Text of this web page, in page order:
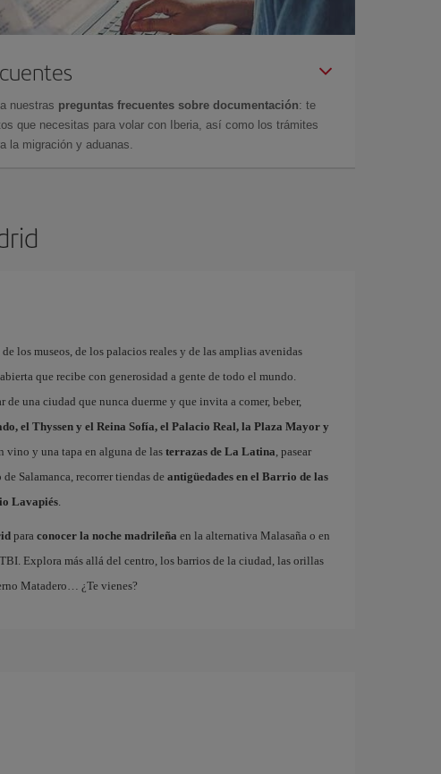
nuestras preguntas frecuentes sobre documentación: te
que necesitas para volar con Iberia, así como los trámites
la migración y aduanas.
los museos, de los palacios reales y de las amplias avenidas
que recibe con generosidad a gente de todo el mundo.
de una ciudad que nunca duerme y que invita a comer, beber,
el Thyssen y el Reina Sofía, el Palacio Real, la Plaza Mayor y
vino y una tapa en alguna de lasterrazas de La Latina, pasear
Salamanca, recorrer tiendas de antigüedades en el Barrio de las
Lavapiés.
para conocer la noche madrileña en la alternativa Malasaña o en
Explora más allá del centro, los barrios de la ciudad, las orillas
Matadero… ¿Te vienes?